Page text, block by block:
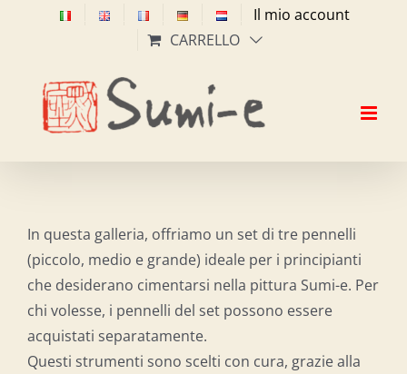
Il mio account
CARRELLO
In questa galleria, offriamo un set di tre pennelli
(piccolo, medio e grande) ideale per i principianti
che desiderano cimentarsi nella pittura Sumi-e. Per
chi volesse, i pennelli del set possono essere
acquistati separatamente.
Questi strumenti sono scelti con cura, grazie alla